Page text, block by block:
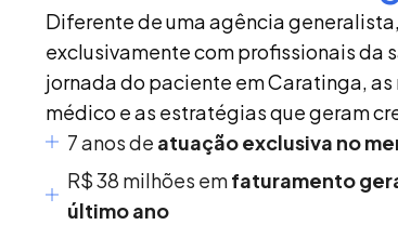
Diferente de uma agência
exclusivamente com profissionais da
jornada do paciente em Caratinga,
médico e as estratégias que geram
7 anos de atuação exclusiva no
R$ 38 milhões emfaturamento
último ano